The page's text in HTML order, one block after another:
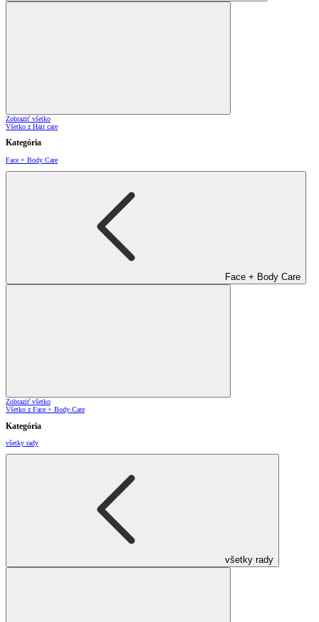
Zobraziť všetko
Všetko z Hair care
Kategória
Face + Body Care
Face + Body Care
Zobraziť všetko
Všetko z Face + Body Care
Kategória
všetky rady
všetky rady